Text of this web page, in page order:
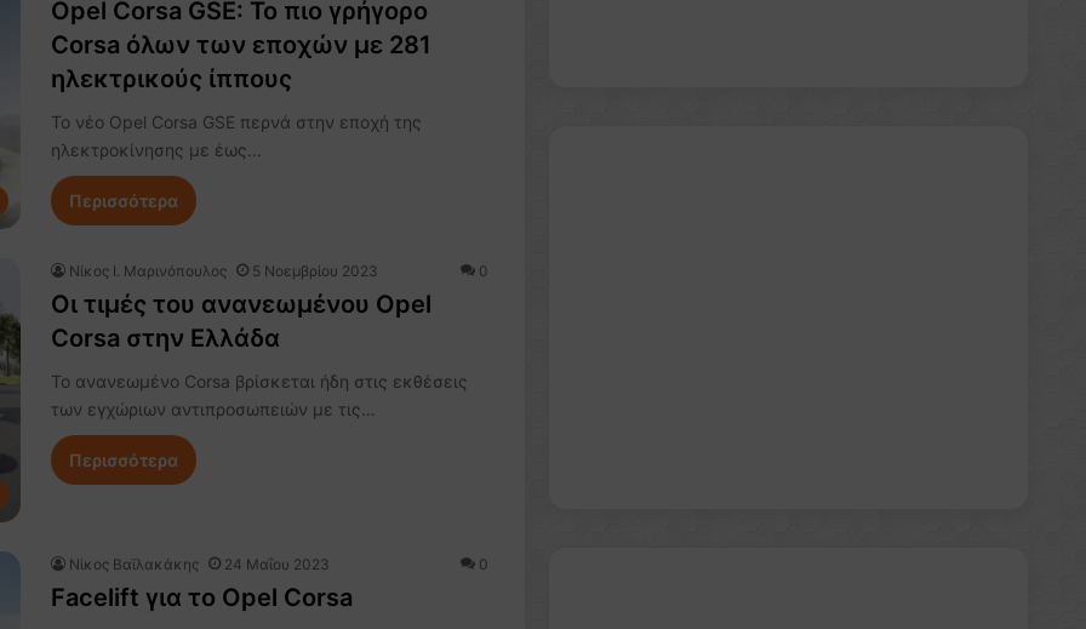
Opel Corsa GSE: Το πιο γρήγορο
Corsa όλων των εποχών με 281
ηλεκτρικούς ίππους
Το νέο Opel Corsa GSE περνά στην εποχή της
ηλεκτροκίνησης με έως…
Περισσότερα
Nίκος Ι. Mαρινόπουλος 5 Νοεμβρίου 2023 0
Οι τιμές του ανανεωμένου Opel
Corsa στην Ελλάδα
Το ανανεωμένο Corsa βρίσκεται ήδη στις εκθέσεις
των εγχώριων αντιπροσωπειών με τις…
Περισσότερα
Νίκος Βαϊλακάκης 24 Μαΐου 2023 0
Facelift για το Opel Corsa